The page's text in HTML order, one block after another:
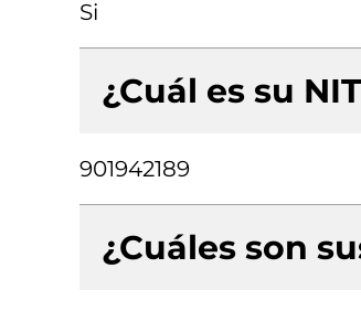
Si
¿Cuál es su
901942189
¿Cuáles son